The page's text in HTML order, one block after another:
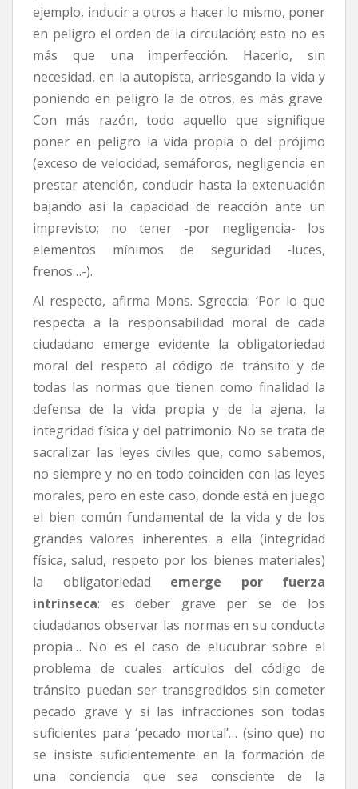
ejemplo, inducir a otros a hacer lo mismo, poner
en peligro el orden de la circulación; esto no es
más que una imperfección. Hacerlo, sin
necesidad, en la autopista, arriesgando la vida y
poniendo en peligro la de otros, es más grave.
Con más razón, todo aquello que signifique
poner en peligro la vida propia o del prójimo
(exceso de velocidad, semáforos, negligencia en
prestar atención, conducir hasta la extenuación
bajando así la capacidad de reacción ante un
imprevisto; no tener -por negligencia- los
elementos mínimos de seguridad -luces,
frenos…-).
Al respecto, afirma Mons. Sgreccia: ‘Por lo que
respecta a la responsabilidad moral de cada
ciudadano emerge evidente la obligatoriedad
moral del respeto al código de tránsito y de
todas las normas que tienen como finalidad la
defensa de la vida propia y de la ajena, la
integridad física y del patrimonio. No se trata de
sacralizar las leyes civiles que, como sabemos,
no siempre y no en todo coinciden con las leyes
morales, pero en este caso, donde está en juego
el bien común fundamental de la vida y de los
grandes valores inherentes a ella (integridad
física, salud, respeto por los bienes materiales)
la obligatoriedad emerge por fuerza
intrínseca: es deber grave per se de los
ciudadanos observar las normas en su conducta
propia… No es el caso de elucubrar sobre el
problema de cuales artículos del código de
tránsito puedan ser transgredidos sin cometer
pecado grave y si las infracciones son todas
suficientes para ‘pecado mortal’… (sino que) no
se insiste suficientemente en la formación de
una conciencia que sea consciente de la